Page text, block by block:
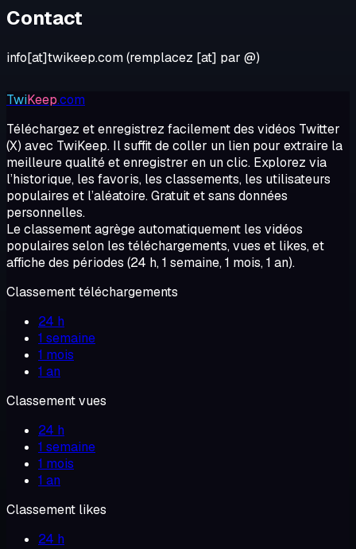
Contact
info[at]twikeep.com (remplacez [at] par @)
TwiKeep.com
Téléchargez et enregistrez facilement des vidéos Twitter
(X) avec TwiKeep. Il suffit de coller un lien pour extraire la
meilleure qualité et enregistrer en un clic. Explorez via
l’historique, les favoris, les classements, les utilisateurs
populaires et l’aléatoire. Gratuit et sans données
personnelles.
Le classement agrège automatiquement les vidéos
populaires selon les téléchargements, vues et likes, et
affiche des périodes (24 h, 1 semaine, 1 mois, 1 an).
Classement téléchargements
24 h
1 semaine
1 mois
1 an
Classement vues
24 h
1 semaine
1 mois
1 an
Classement likes
24 h